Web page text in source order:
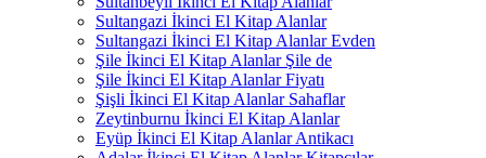
Sultangazi İkinci El Kitap Alanlar
Sultangazi İkinci El Kitap Alanlar Evden
Şile İkinci El Kitap Alanlar Şile de
Şile İkinci El Kitap Alanlar Fiyatı
Şişli İkinci El Kitap Alanlar Sahaflar
Zeytinburnu İkinci El Kitap Alanlar
Eyüp İkinci El Kitap Alanlar Antikacı